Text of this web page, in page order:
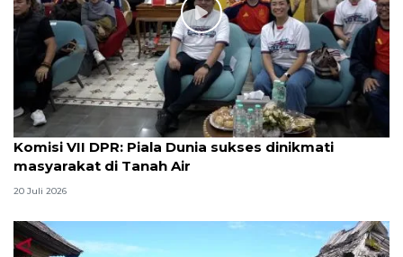
Komisi VII DPR: Piala Dunia sukses dinikmati
masyarakat di Tanah Air
20 Juli 2026